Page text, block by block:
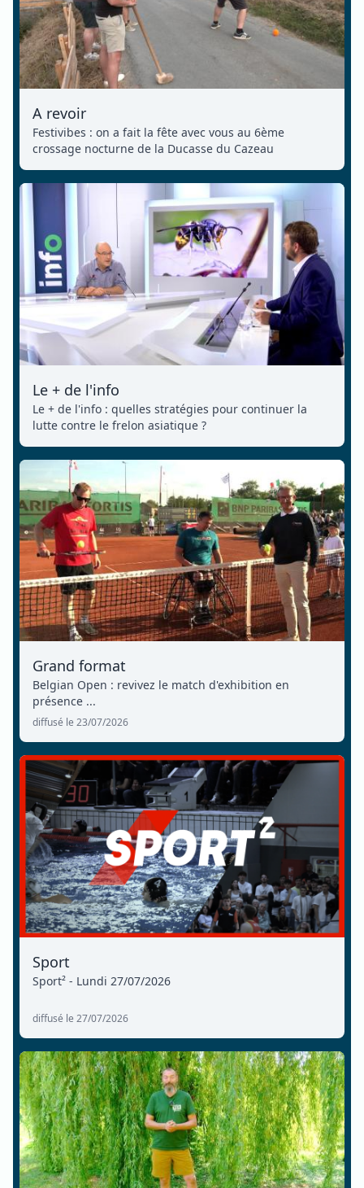
A revoir
Festivibes : on a fait la fête avec vous au 6ème
crossage nocturne de la Ducasse du Cazeau
Le + de l'info
Le + de l'info : quelles stratégies pour continuer la
lutte contre le frelon asiatique ?
Grand format
Belgian Open : revivez le match d'exhibition en
présence ...
diffusé le 23/07/2026
Sport
Sport² - Lundi 27/07/2026
diffusé le 27/07/2026